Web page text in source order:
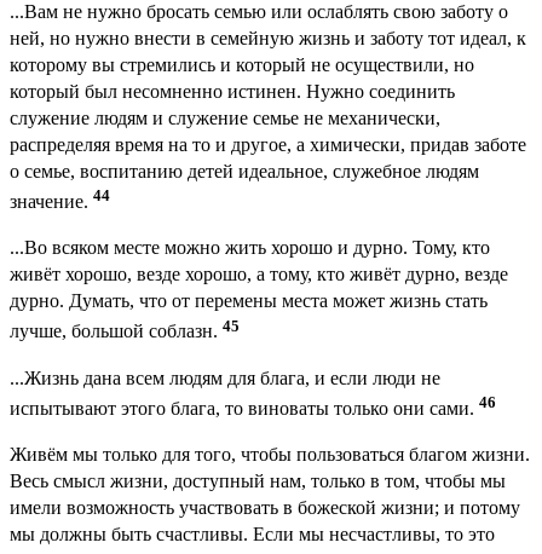
...Вам не нужно бросать семью или ослаблять свою заботу о
ней, но нужно внести в семейную жизнь и заботу тот идеал, к
которому вы стремились и который не осуществили, но
который был несомненно истинен. Нужно соединить
служение людям и служение семье не механически,
распределяя время на то и другое, а химически, придав заботе
о семье, воспитанию детей идеальное, служебное людям
значение. 44
...Во всяком месте можно жить хорошо и дурно. Тому, кто
живёт хорошо, везде хорошо, а тому, кто живёт дурно, везде
дурно. Думать, что от перемены места может жизнь стать
лучше, большой соблазн. 45
...Жизнь дана всем людям для блага, и если люди не
испытывают этого блага, то виноваты только они сами. 46
Живём мы только для того, чтобы пользоваться благом жизни.
Весь смысл жизни, доступный нам, только в том, чтобы мы
имели возможность участвовать в божеской жизни; и потому
мы должны быть счастливы. Если мы несчастливы, то это